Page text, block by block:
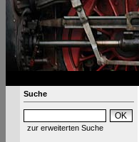
Suche
zur erweiterten Suche